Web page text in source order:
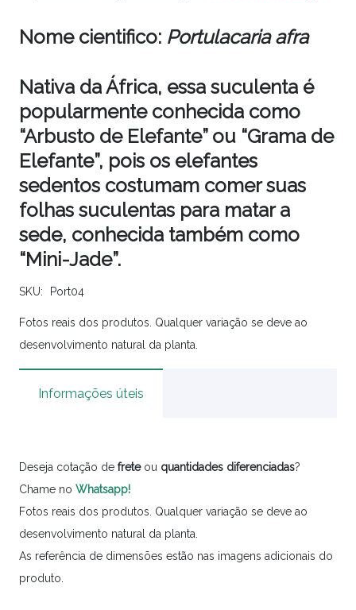
Nome cientifico: Portulacaria afra
Nativa da África, essa suculenta é
popularmente conhecida como
“Arbusto de Elefante” ou “Grama de
Elefante”, pois os elefantes
sedentos costumam comer suas
folhas suculentas para matar a
sede, conhecida também como
“Mini-Jade”.
SKU: Port04
Fotos reais dos produtos. Qualquer variação se deve ao
desenvolvimento natural da planta.
Informações úteis
Deseja cotação de freteou quantidades diferenciadas?
Chame no Whatsapp!
Fotos reais dos produtos. Qualquer variação se deve ao
desenvolvimento natural da planta.
As referência de dimensões estão nas imagens adicionais do
produto.